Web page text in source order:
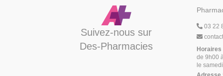
Suivez-nous sur
Des-Pharmacies
03 22
contact
Horaires
de 9h00
le